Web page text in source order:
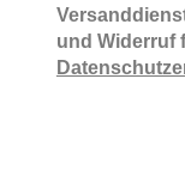
und Widerruf